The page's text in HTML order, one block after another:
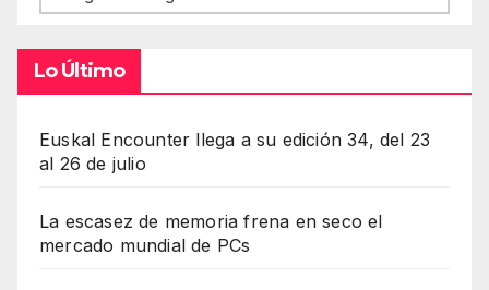
Lo Último
Euskal Encounter llega a su edición 34, del 23
al 26 de julio
La escasez de memoria frena en seco el
mercado mundial de PCs